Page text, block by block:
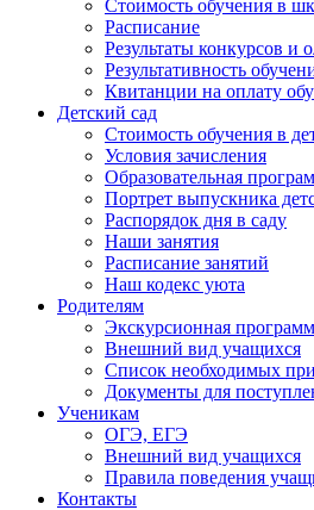
Стоимость обучения в
Расписание
Результаты конкурсов и
Результативность
Квитанции на оплату
Детский сад
Стоимость обучения в
Условия зачисления
Образовательная
Портрет выпускника
Распорядок дня в саду
Наши занятия
Расписание занятий
Наш кодекс уюта
Родителям
Экскурсионная
Внешний вид учащихся
Список необходимых
Документы для
Ученикам
ОГЭ, ЕГЭ
Внешний вид учащихся
Правила поведения
Контакты